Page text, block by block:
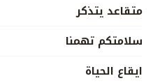
متقاعد يتذكر
سلامتكم تهمنا
ايقاع الحياة